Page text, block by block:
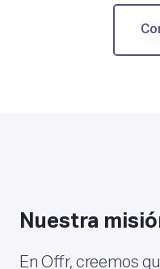
Nuestra
En Offr, creemos